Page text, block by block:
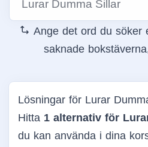
Ange det ord du söker
saknade
Lösningar för Lurar
Hitta 1 alternativ för
du kan använda i dina